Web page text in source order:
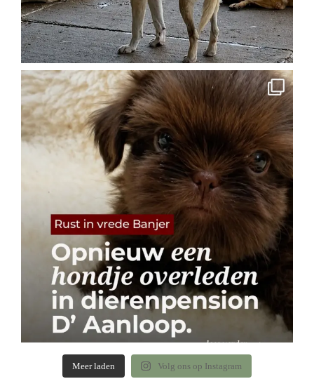
Meer laden Volg ons op Instagram